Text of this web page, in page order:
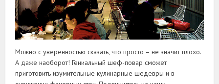
Можно с уверенностью сказать, что просто – не значит плохо.
А даже наоборот! Гениальный шеф-повар сможет
приготовить изумительные кулинарные шедевры и в